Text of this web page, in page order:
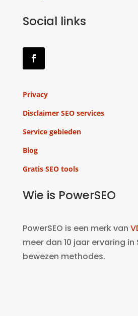
Social links
Privacy
Disclaimer SEO services
Service gebieden
Blog
Gratis SEO tools
Wie is PowerSEO
PowerSEO is een merk van
meer dan 10 jaar ervaring in
bewezen methodes.